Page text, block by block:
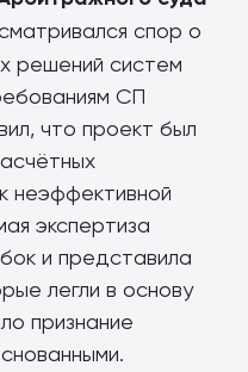
спор о
решений систем
СП
что проект был
неэффективной
экспертиза
и представила
легли в основу
признание